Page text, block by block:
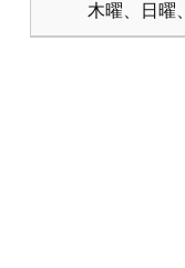
木曜、日曜